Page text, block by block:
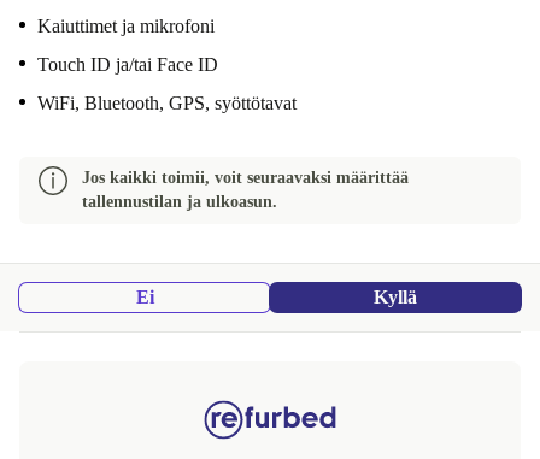
Kaiuttimet ja mikrofoni
Touch ID ja/tai Face ID
WiFi, Bluetooth, GPS, syöttötavat
Jos kaikki toimii, voit seuraavaksi määrittää
tallennustilan ja ulkoasun.
Ei Kyllä